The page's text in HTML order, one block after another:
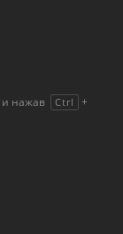
и нажав Ctrl +